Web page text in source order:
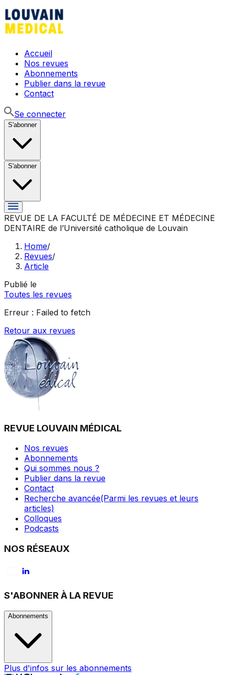
Accueil
Nos revues
Abonnements
Publier dans la revue
Contact
Se connecter
S'abonner
S'abonner
REVUE DE LA FACULTÉ DE MÉDECINE ET MÉDECINE
DENTAIRE de l’Université catholique de Louvain
Home/
Revues/
Article
Publié le
Toutes les revues
Erreur : Failed to fetch
Retour aux revues
REVUE LOUVAIN MÉDICAL
Nos revues
Abonnements
Qui sommes nous ?
Publier dans la revue
Contact
Recherche avancée(Parmi les revues et leurs
articles)
Colloques
Podcasts
NOS RÉSEAUX
S'ABONNER À LA REVUE
Abonnements
Plus d'infos sur les abonnements